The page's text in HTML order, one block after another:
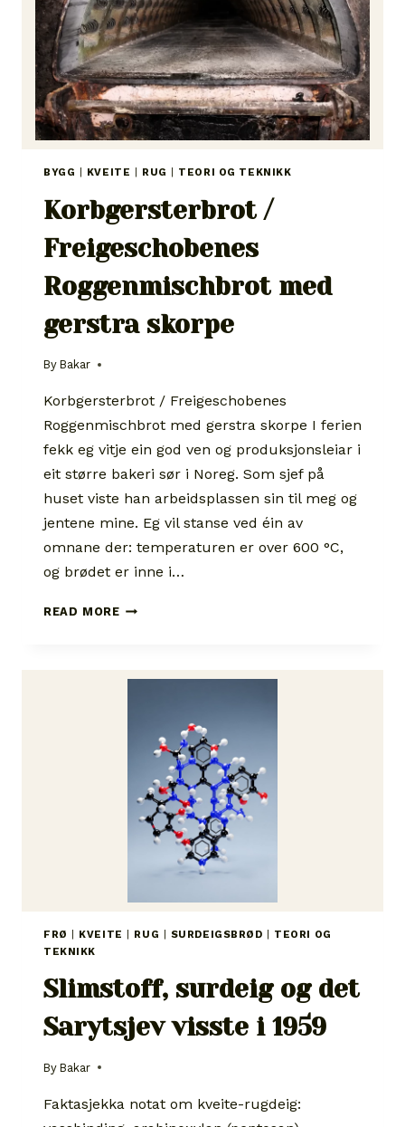
BYGG KVEITE RUG TEORI OG TEKNIKK
Korbgersterbrot /
Freigeschobenes
Roggenmischbrot med
gerstra skorpe
By Bakar
Korbgersterbrot / Freigeschobenes
Roggenmischbrot med gerstra skorpe I ferien
fekk eg vitje ein god ven og produksjonsleiar i
eit større bakeri sør i Noreg. Som sjef på
huset viste han arbeidsplassen sin til meg og
jentene mine. Eg vil stanse ved éin av
omnane der: temperaturen er over 600 °C,
og brødet er inne i…
READ MOREKORBGERSTERBROT
MED
FRØ KVEITE RUG SURDEIGSBRØD
TEORI OG
TEKNIKK
Slimstoff, surdeig og det
Sarytsjev visste i 1959
By Bakar
Faktasjekka notat om kveite-rugdeig: